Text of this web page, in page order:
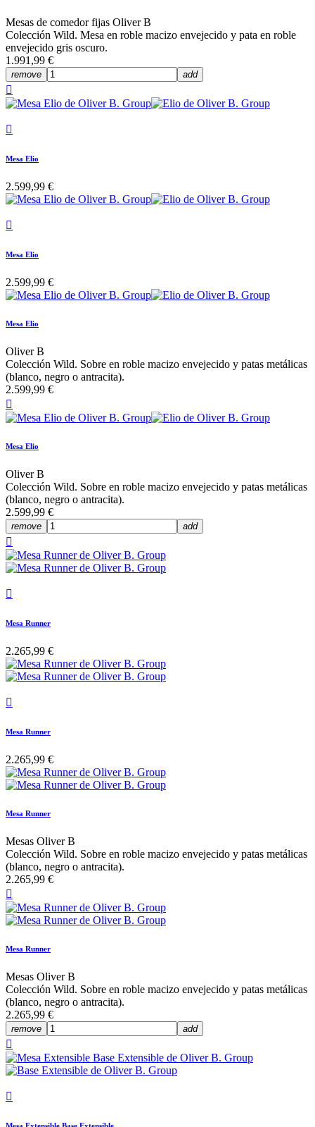
Mesas de comedor fijas Oliver B
Colección Wild. Mesa en roble macizo envejecido y pata en roble
envejecido gris oscuro.
1.991,99 €
remove add


Mesa Elio
2.599,99 €

Mesa Elio
2.599,99 €
Mesa Elio
Oliver B
Colección Wild. Sobre en roble macizo envejecido y patas metálicas
(blanco, negro o antracita).
2.599,99 €

Mesa Elio
Oliver B
Colección Wild. Sobre en roble macizo envejecido y patas metálicas
(blanco, negro o antracita).
2.599,99 €
remove add


Mesa Runner
2.265,99 €

Mesa Runner
2.265,99 €
Mesa Runner
Mesas Oliver B
Colección Wild. Sobre en roble macizo envejecido y patas metálicas
(blanco, negro o antracita).
2.265,99 €

Mesa Runner
Mesas Oliver B
Colección Wild. Sobre en roble macizo envejecido y patas metálicas
(blanco, negro o antracita).
2.265,99 €
remove add

